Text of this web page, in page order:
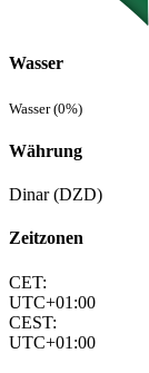
Wasser
Wasser (0%)
Währung
Dinar (DZD)
Zeitzonen
CET:
UTC+01:00
CEST:
UTC+01:00